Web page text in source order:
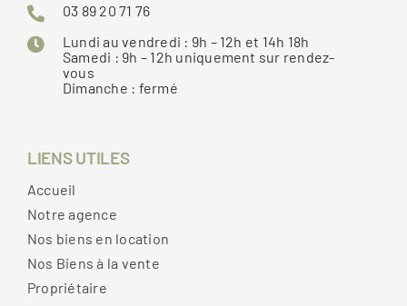
03 89 20 71 76
Lundi au vendredi : 9h – 12h et 14h 18h
Samedi : 9h – 12h uniquement sur rendez-
vous
Dimanche : fermé
LIENS UTILES
Accueil
Notre agence
Nos biens en location
Nos Biens à la vente
Propriétaire